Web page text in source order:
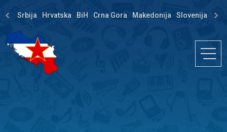
Srbija Hrvatska BiH Crna Gora Makedonija Slovenija